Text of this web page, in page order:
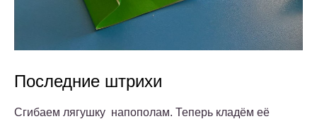
Последние штрихи
Сгибаем лягушку напополам. Теперь кладём её